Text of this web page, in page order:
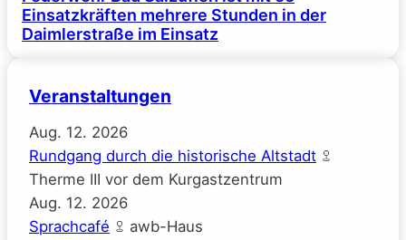
Einsatzkräften mehrere Stunden in der
Daimlerstraße im Einsatz
Veranstaltungen
Aug. 12. 2026
Rundgang durch die historische Altstadt
Therme III vor dem Kurgastzentrum
Aug. 12. 2026
Sprachcafé
awb-Haus